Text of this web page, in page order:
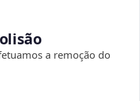
a remoção do